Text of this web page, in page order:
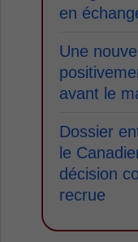
en
Une
avant le
Dossier
le
décision
recrue